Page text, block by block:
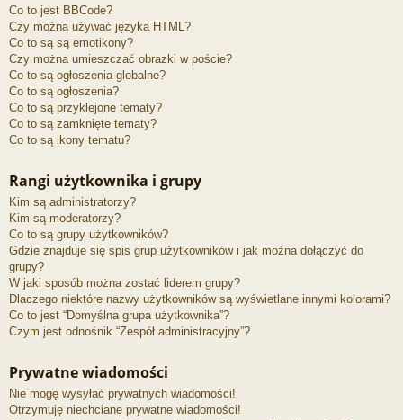
Co to jest BBCode?
Czy można używać języka HTML?
Co to są są emotikony?
Czy można umieszczać obrazki w poście?
Co to są ogłoszenia globalne?
Co to są ogłoszenia?
Co to są przyklejone tematy?
Co to są zamknięte tematy?
Co to są ikony tematu?
Rangi użytkownika i grupy
Kim są administratorzy?
Kim są moderatorzy?
Co to są grupy użytkowników?
Gdzie znajduje się spis grup użytkowników i jak można dołączyć do
grupy?
W jaki sposób można zostać liderem grupy?
Dlaczego niektóre nazwy użytkowników są wyświetlane innymi kolorami?
Co to jest “Domyślna grupa użytkownika”?
Czym jest odnośnik “Zespół administracyjny”?
Prywatne wiadomości
Nie mogę wysyłać prywatnych wiadomości!
Otrzymuję niechciane prywatne wiadomości!